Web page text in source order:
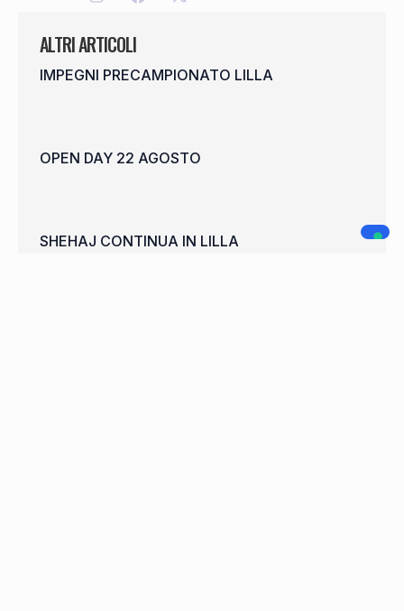
ALTRI ARTICOLI
IMPEGNI PRECAMPIONATO LILLA
OPEN DAY 22 AGOSTO
SHEHAJ CONTINUA IN LILLA